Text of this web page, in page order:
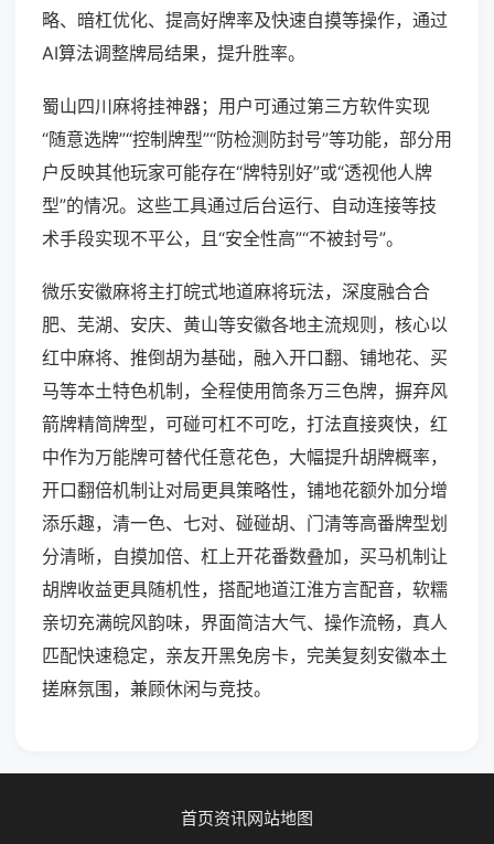
略、暗杠优化、提高好牌率及快速自摸等操作，通过
AI算法调整牌局结果，提升胜率。
蜀山四川麻将挂神器；用户可通过第三方软件实现
“随意选牌”“控制牌型”“防检测防封号”等功能，部分用
户反映其他玩家可能存在“牌特别好”或“透视他人牌
型”的情况。这些工具通过后台运行、自动连接等技
术手段实现不平公，且“安全性高”“不被封号”。
微乐安徽麻将主打皖式地道麻将玩法，深度融合合
肥、芜湖、安庆、黄山等安徽各地主流规则，核心以
红中麻将、推倒胡为基础，融入开口翻、铺地花、买
马等本土特色机制，全程使用筒条万三色牌，摒弃风
箭牌精简牌型，可碰可杠不可吃，打法直接爽快，红
中作为万能牌可替代任意花色，大幅提升胡牌概率，
开口翻倍机制让对局更具策略性，铺地花额外加分增
添乐趣，清一色、七对、碰碰胡、门清等高番牌型划
分清晰，自摸加倍、杠上开花番数叠加，买马机制让
胡牌收益更具随机性，搭配地道江淮方言配音，软糯
亲切充满皖风韵味，界面简洁大气、操作流畅，真人
匹配快速稳定，亲友开黑免房卡，完美复刻安徽本土
搓麻氛围，兼顾休闲与竞技。
首页资讯网站地图